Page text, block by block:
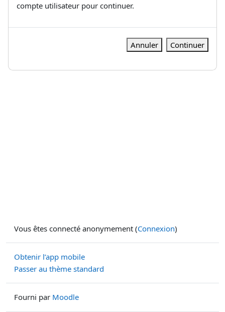
compte utilisateur pour continuer.
Annuler Continuer
Vous êtes connecté anonymement (Connexion)
Obtenir l’app mobile
Passer au thème standard
Fourni par Moodle